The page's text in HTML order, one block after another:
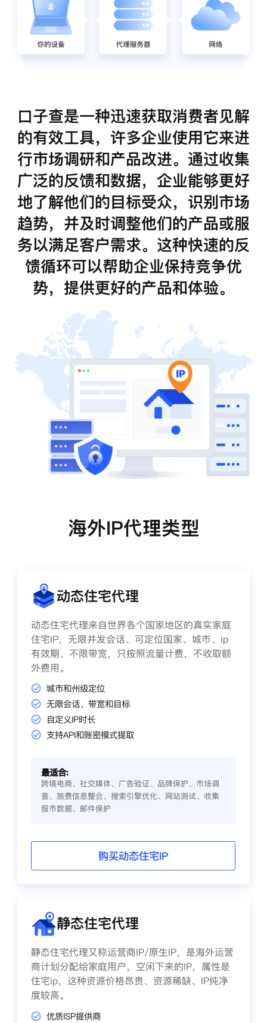
口子查是一种迅速获取消费者见解
的有效工具，许多企业使用它来进
行市场调研和产品改进。通过收集
广泛的反馈和数据，企业能够更好
地了解他们的目标受众，识别市场
趋势，并及时调整他们的产品或服
务以满足客户需求。这种快速的反
馈循环可以帮助企业保持竞争优
势，提供更好的产品和体验。
海外IP代理类型
动态住宅代理
动态住宅代理来自世界各个国家地区的真实家庭
住宅IP，无限并发会话、可定位国家、城市、ip
有效期、不限带宽，只按照流量计费，不收取额
外费用。
城市和州级定位
无限会话、带宽和目标
自定义IP时长
支持API和账密模式提取
最适合:
跨境电商、社交媒体、广告验证、品牌保护、市场调
查、旅费信息整合、搜索引擎优化、网站测试、收集
股市数据、邮件保护
购买动态住宅IP
静态住宅代理
静态住宅代理又称运营商IP/原生IP，是海外运营
商计划分配给家庭用户，空闲下来的IP，属性是
住宅ip，这种资源价格昂贵、资源稀缺、IP纯净
度较高。
优质ISP提供商